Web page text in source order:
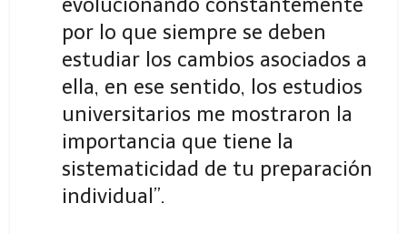
evolucionando constantemente
por lo que siempre se deben
estudiar los cambios asociados a
ella, en ese sentido, los estudios
universitarios me mostraron la
importancia que tiene la
sistematicidad de tu preparación
individual”.